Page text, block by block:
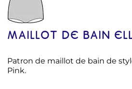
MAILLOT DE BAIN
Patron de maillot de bain de
Pink.